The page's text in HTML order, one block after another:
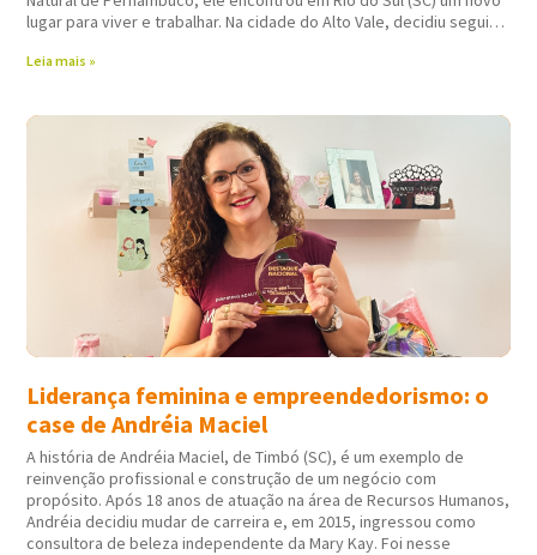
lugar para viver e trabalhar. Na cidade do Alto Vale, decidiu seguir
Leia mais »
Liderança feminina e empreendedorismo: o
case de Andréia Maciel
A história de Andréia Maciel, de Timbó (SC), é um exemplo de
reinvenção profissional e construção de um negócio com
propósito. Após 18 anos de atuação na área de Recursos Humanos,
Andréia decidiu mudar de carreira e, em 2015, ingressou como
consultora de beleza independente da Mary Kay. Foi nesse